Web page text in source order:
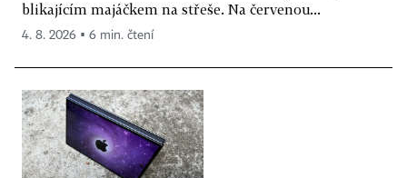
blikajícím majáčkem na střeše. Na červenou...
4. 8. 2026 ▪ 6 min. čtení